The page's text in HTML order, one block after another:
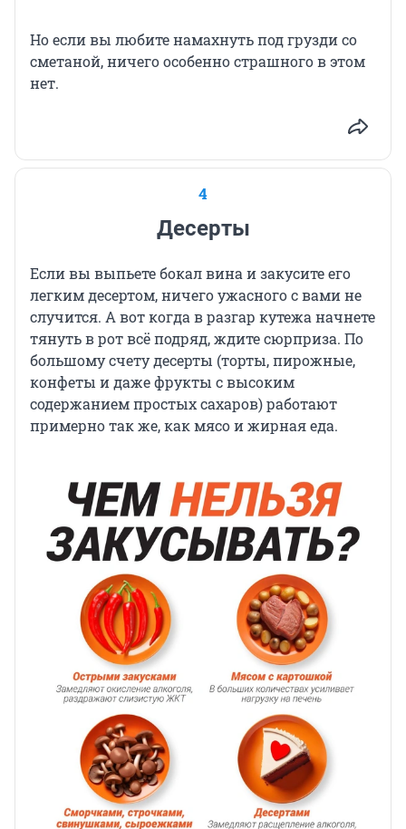
Но если вы любите намахнуть под грузди со
сметаной, ничего особенно страшного в этом
нет.
4
Десерты
Если вы выпьете бокал вина и закусите его
легким десертом, ничего ужасного с вами не
случится. А вот когда в разгар кутежа начнете
тянуть в рот всё подряд, ждите сюрприза. По
большому счету десерты (торты, пирожные,
конфеты и даже фрукты с высоким
содержанием простых сахаров) работают
примерно так же, как мясо и жирная еда.